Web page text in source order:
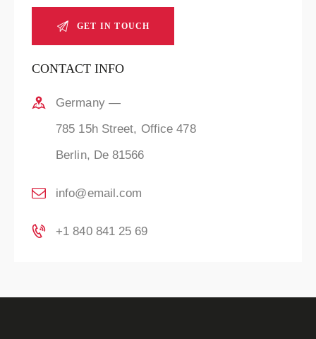
CONTACT INFO
Germany —
785 15h Street, Office 478
Berlin, De 81566
info@email.com
+1 840 841 25 69